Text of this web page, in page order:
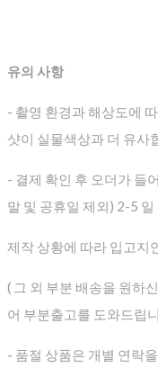
유의 사항
- 촬영 환경과 해상도에
샷이 실물색상과 더 유사
- 결제 확인 후 오더가 들
말 및 공휴일 제외) 2-5
제작 상황에 따라 입고지
( 그 외 부분 배송을 원하
어 부분출고를 도와드립
- 품절 상품은 개별 연락